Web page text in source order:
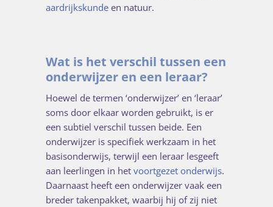
aardrijkskunde en natuur.
Wat is het verschil tussen een
onderwijzer en een leraar?
Hoewel de termen ‘onderwijzer’ en ‘leraar’
soms door elkaar worden gebruikt, is er
een subtiel verschil tussen beide. Een
onderwijzer is specifiek werkzaam in het
basisonderwijs, terwijl een leraar lesgeeft
aan leerlingen in het voortgezet onderwijs.
Daarnaast heeft een onderwijzer vaak een
breder takenpakket, waarbij hij of zij niet